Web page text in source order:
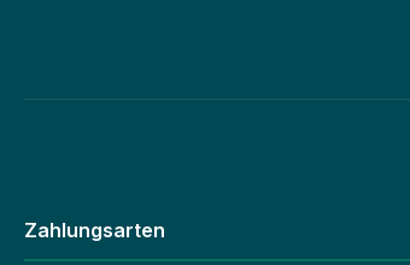
Zahlungsarten